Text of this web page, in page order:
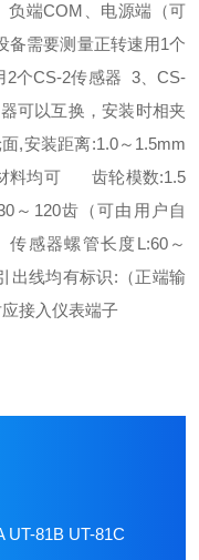
负端COM 、电源端（可
备需要测量正转速用1个
2个CS-2传感器 3、CS-
可以互换，安装时相夹
,安装距离:1.0～ 1.5mm
料均可 齿轮模数:1.5
～ 120齿（可由用户自
感器螺管长度L:60～
出线均有标识: （正端输
接入仪表端子
UT-81B UT-81C